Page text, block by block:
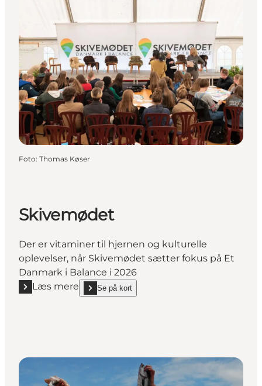
Foto: Thomas Køser
Skivemødet
Der er vitaminer til hjernen og kulturelle
oplevelser, når Skivemødet sætter fokus på Et
Danmark i Balance i 2026
Læs mere
Læs mere "Skivemødet"
Se på kort
show Skivemødet on_map